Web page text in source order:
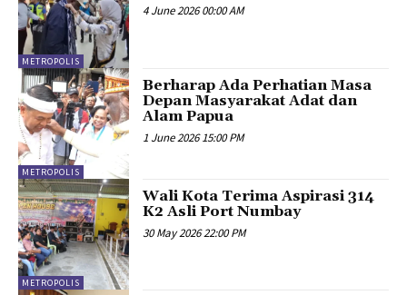
METROPOLIS
4 June 2026 00:00 AM
METROPOLIS
Berharap Ada Perhatian Masa
Depan Masyarakat Adat dan
Alam Papua
1 June 2026 15:00 PM
METROPOLIS
Wali Kota Terima Aspirasi 314
K2 Asli Port Numbay
30 May 2026 22:00 PM